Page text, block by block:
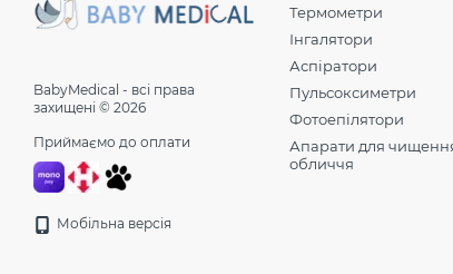
BabyMedical - всі права
захищені © 2026
Приймаємо до оплати
Мобільна версія
Термометри
Інгалятори
Аспіратори
Пульсоксиметри
Фотоепілятори
Апарати для
обличчя